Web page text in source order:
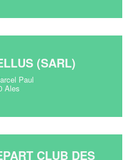
(SARL)
Paul
Ales
CLUB DES